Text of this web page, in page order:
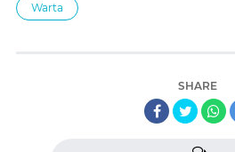
Warta
SHARE